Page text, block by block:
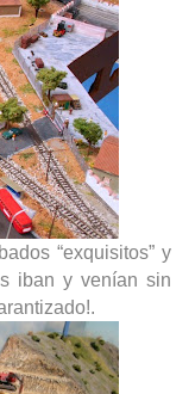
“exquisitos” y
iban y venían sin